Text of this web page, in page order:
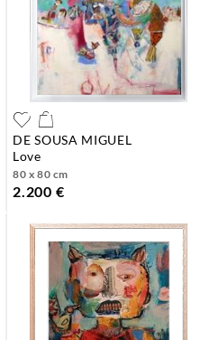
DE SOUSA MIGUEL
love
80 x 80 cm
2.200 €